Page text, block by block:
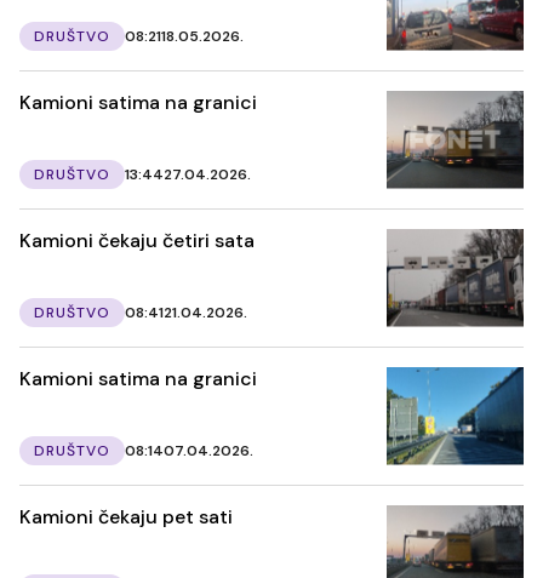
DRUŠTVO 08:2118.05.2026.
Kamioni satima na granici
DRUŠTVO 13:4427.04.2026.
Kamioni čekaju četiri sata
DRUŠTVO 08:4121.04.2026.
Kamioni satima na granici
DRUŠTVO 08:1407.04.2026.
Kamioni čekaju pet sati